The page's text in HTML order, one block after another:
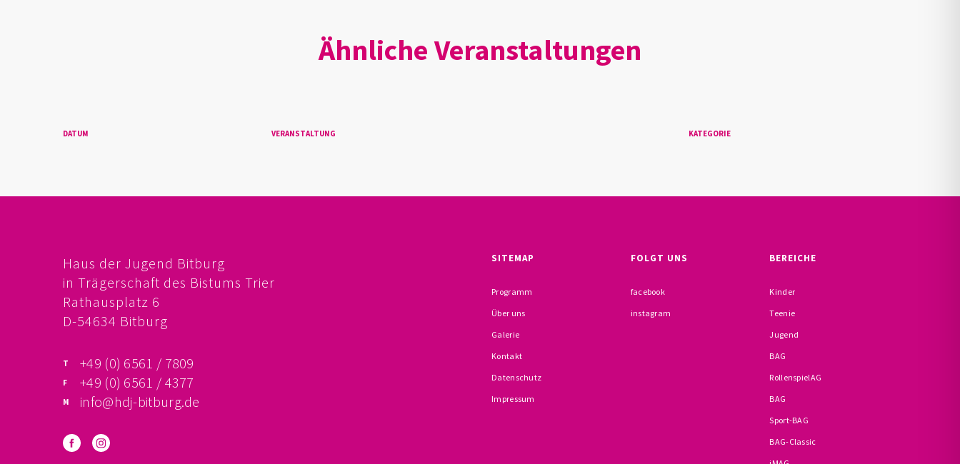
Ähnliche Veranstaltungen
DATUM VERANSTALTUNG KATEGORIE
Haus der Jugend Bitburg
in Trägerschaft des Bistums Trier
Rathausplatz 6
D-54634 Bitburg
+49 (0) 6561 / 7809
+49 (0) 6561 / 4377
info@hdj-bitburg.de
SITEMAP
Programm
Über uns
Galerie
Kontakt
Datenschutz
Impressum
FOLGT UNS
facebook
instagram
BEREICHE
Kinder
Teenie
Jugend
BAG
RollenspielAG
BAG
Sport-BAG
BAG-Classic